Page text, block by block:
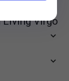
Living Virgo